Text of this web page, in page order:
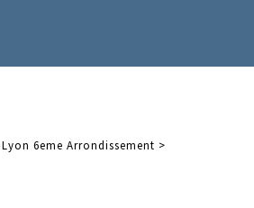
Lyon 6eme Arrondissement >